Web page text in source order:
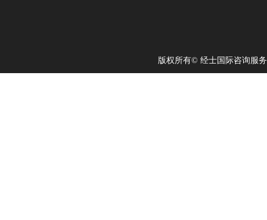
版权所有© 经士国际咨询服